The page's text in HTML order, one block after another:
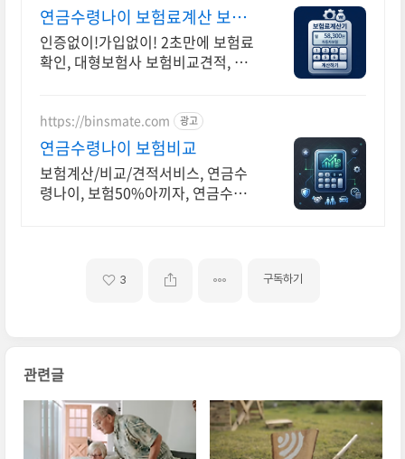
연금수령나이 보험료계산 보험
사별 보험료조회
인증없이!가입없이! 2초만에 보험료
확인, 대형보험사 보험비교견적, 연
https://binsmate.com 광고
연금수령나이 보험비교
보험계산/비교/견적서비스, 연금수
령나이, 보험50%아끼자, 연금수령
3 구독하기
관련글